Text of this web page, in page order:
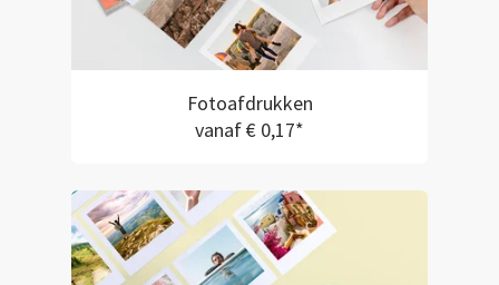
Fotoafdrukken
vanaf € 0,17*